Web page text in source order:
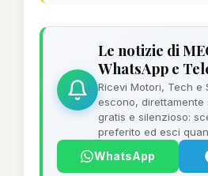
Le notizie di
WhatsApp e
Ricevi Motori, Tech e
escono, direttamente
gratis e silenzioso:
preferito ed esci
WhatsApp